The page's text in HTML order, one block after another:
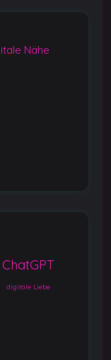
ChatGPT
digitale Liebe